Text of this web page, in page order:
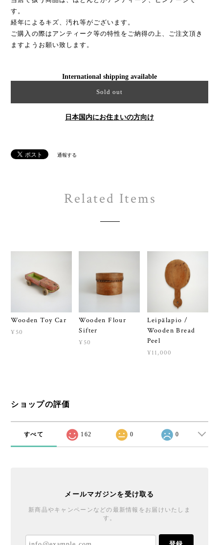
す。
経年によるキズ、汚れ等がございます。
ご購入の際はアンティーク等の特性をご納得の上、ご注文頂き
ますようお願い致します。
International shipping available
Sold out
日本国内にお住まいの方向け
通報する
Related Items
Wooden Toy Car
¥50
Wooden Flour
Sifter
¥50
Leipälapio /
Wooden Bread
Peel
¥11,000
ショップの評価
すべて 162 0 0
メールマガジンを受け取る
新商品やキャンペーンなどの最新情報をお届けいたしま
す。